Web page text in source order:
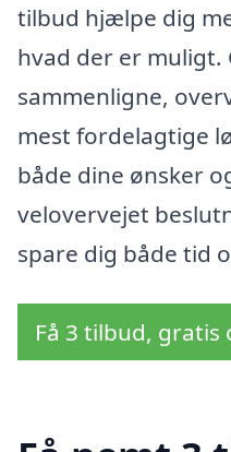
tilbud hjælpe dig
hvad der er muligt.
sammenligne,
mest fordelagtige
både dine ønsker
velovervejet
spare dig både tid
Få 3 tilbud,